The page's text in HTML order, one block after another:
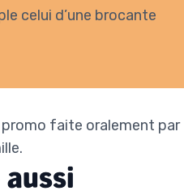
celui d’une brocante
faite oralement par